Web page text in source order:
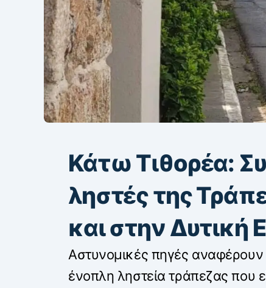
Κάτω Τιθορέα:
ληστές της
και στην Δυτική
Αστυνομικές πηγές αναφέρουν
ένοπλη ληστεία τράπεζας που